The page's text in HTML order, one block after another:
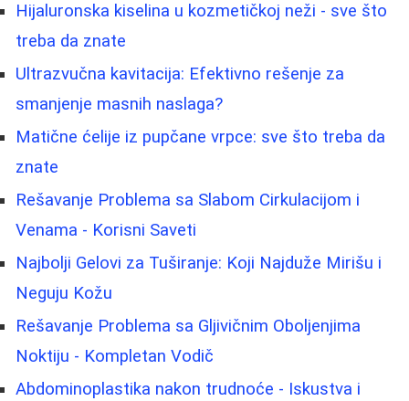
Hijaluronska kiselina u kozmetičkoj neži - sve što
treba da znate
Ultrazvučna kavitacija: Efektivno rešenje za
smanjenje masnih naslaga?
Matične ćelije iz pupčane vrpce: sve što treba da
znate
Rešavanje Problema sa Slabom Cirkulacijom i
Venama - Korisni Saveti
Najbolji Gelovi za Tuširanje: Koji Najduže Mirišu i
Neguju Kožu
Rešavanje Problema sa Gljivičnim Oboljenjima
Noktiju - Kompletan Vodič
Abdominoplastika nakon trudnoće - Iskustva i